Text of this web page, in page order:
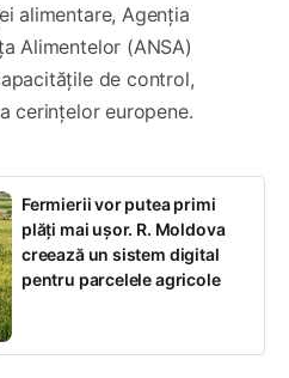
alimentare, Agenția
Alimentelor (ANSA)
de control,
cerințelor europene.
Fermierii vor putea primi
plăți mai ușor. R. Moldova
creează un sistem digital
pentru parcelele agricole